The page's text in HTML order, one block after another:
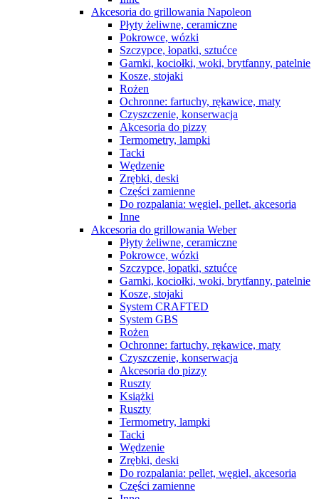
Akcesoria do grillowania Napoleon
Płyty żeliwne, ceramiczne
Pokrowce, wózki
Szczypce, łopatki, sztućce
Garnki, kociołki, woki, brytfanny, patelnie
Kosze, stojaki
Rożen
Ochronne: fartuchy, rękawice, maty
Czyszczenie, konserwacja
Akcesoria do pizzy
Termometry, lampki
Tacki
Wędzenie
Zrębki, deski
Części zamienne
Do rozpalania: węgiel, pellet, akcesoria
Inne
Akcesoria do grillowania Weber
Płyty żeliwne, ceramiczne
Pokrowce, wózki
Szczypce, łopatki, sztućce
Garnki, kociołki, woki, brytfanny, patelnie
Kosze, stojaki
System CRAFTED
System GBS
Rożen
Ochronne: fartuchy, rękawice, maty
Czyszczenie, konserwacja
Akcesoria do pizzy
Ruszty
Książki
Ruszty
Termometry, lampki
Tacki
Wędzenie
Zrębki, deski
Do rozpalania: pellet, węgiel, akcesoria
Części zamienne